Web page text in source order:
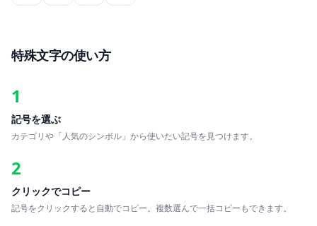
特殊文字の使い方
1
記号を選ぶ
カテゴリや「人気のシンボル」から使いたい記号を見つけます。
2
クリックでコピー
記号をクリックすると自動でコピー。複数選んで一括コピーもできます。